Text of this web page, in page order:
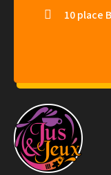
10 place